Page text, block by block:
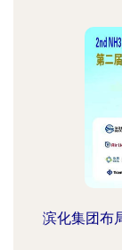
滨化集团布